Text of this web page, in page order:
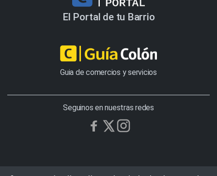
El Portal de tu Barrio
Guia de comercios y servicios
Seguinos en nuestras redes